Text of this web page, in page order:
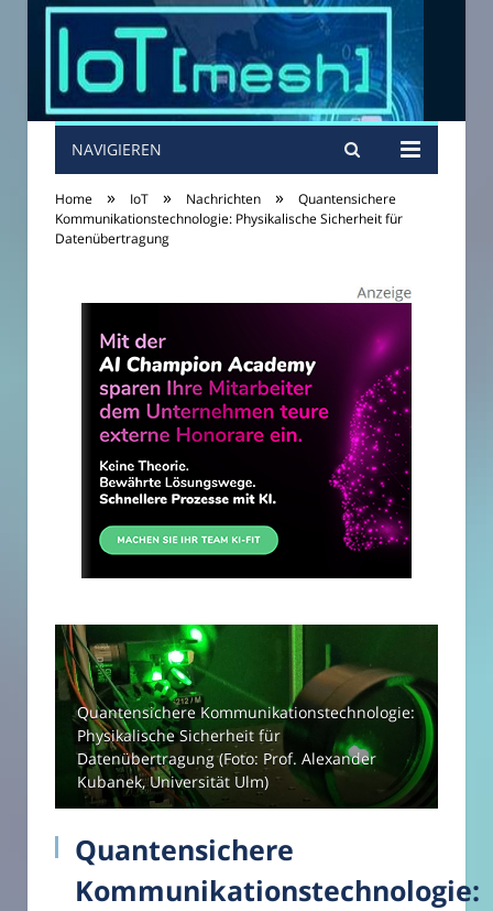
NAVIGIEREN
Home » IoT » Nachrichten »
Quantensichere
Kommunikationstechnologie: Physikalische Sicherheit für
Datenübertragung
Quantensichere Kommunikationstechnologie:
Physikalische Sicherheit für
Datenübertragung (Foto: Prof. Alexander
Kubanek, Universität Ulm)
Quantensichere
Kommunikationstechnologie: